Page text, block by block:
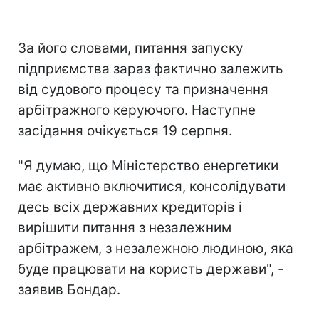
За його словами, питання запуску
підприємства зараз фактично залежить
від судового процесу та призначення
арбітражного керуючого. Наступне
засідання очікується 19 серпня.
"Я думаю, що Міністерство енергетики
має активно включитися, консолідувати
десь всіх державних кредиторів і
вирішити питання з незалежним
арбітражем, з незалежною людиною, яка
буде працювати на користь держави", -
заявив Бондар.